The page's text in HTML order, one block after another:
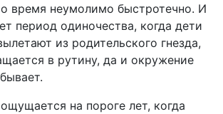
время неумолимо быстротечно. И
период одиночества, когда дети
из родительского гнезда,
в рутину, да и окружение
на пороге лет, когда